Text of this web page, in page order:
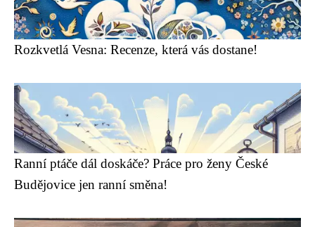
Rozkvetlá Vesna: Recenze, která vás dostane!
Ranní ptáče dál doskáče? Práce pro ženy České
Budějovice jen ranní směna!